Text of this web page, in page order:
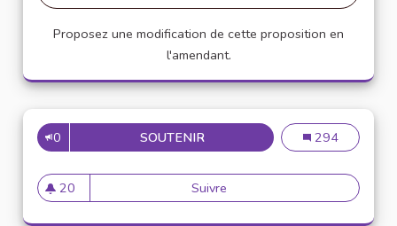
Proposez une modification de cette proposition en
l'amendant.
0 SOUTENIRMISE EN PLACE DEMise en place
294
20
20 abonnés
Suivre Mise en place de référents